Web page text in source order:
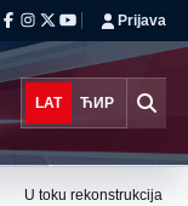
Prijava
LAT ЋИР
U toku rekonstrukcija